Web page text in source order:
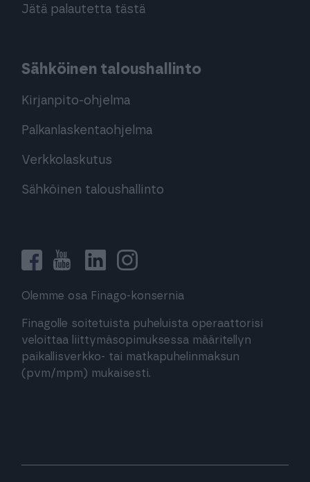
Jätä palautetta tästä
Sähköinen taloushallinto
Kirjanpito-ohjelma
Palkanlaskentaohjelma
Verkkolaskutus
Sähköinen taloushallinto
Olemme osa Finago-konsernia
Finagolle soitetuista puheluista operaattorisi
veloittaa liittymäsopimuksessa määritellyn
paikallisverkko- tai matkapuhelinmaksun
(pvm/mpm) mukaisesti.